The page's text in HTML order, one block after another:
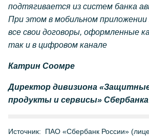
подтягивается из систем банка
При этом в мобильном
все свои договоры, оформленные
так и в цифровом канале
Катрин Соомре
Директор дивизиона
продукты и сервисы» Сбербанка
Источник: ПАО «Сбербанк России»